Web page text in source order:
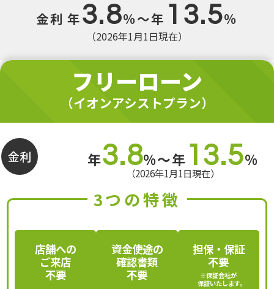
金利 年3.8%〜年 13.5%
（2026年1月1日現在）
フリーローン
（イオンアシストプラン）
金利 年3.8%〜年 13.5%
（2026年1月1日現在）
3つの特徴
店舗への
ご来店
不要
資金使途の
確認書類
不要
担保・保証
不要
※保証会社が
保証いたします。